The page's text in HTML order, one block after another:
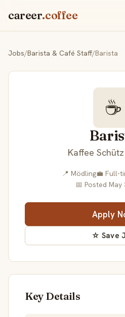
career.coffee
Jobs/Barista & Café Staff/Barista
☕
Kaffee
📍 Mödling💼 Full-
📅 Posted May
Apply
☆ Save
Key Details